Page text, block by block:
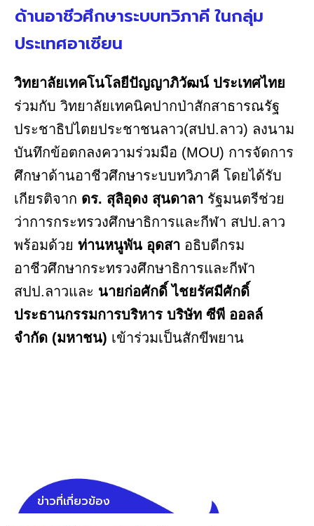
ด้านอาชีวศึกษาระบบทวิภาคี ในกลุ่ม
ประเทศอาเซียน
วิทยาลัยเทคโนโลยีปัญญาภิวัฒน์ ประเทศไทย
ร่วมกับ วิทยาลัยเทคนิคปากป่าสักสาธารณรัฐ
ประชาธิปไตยประชาชนลาว(สปป.ลาว) ลงนาม
บันทึกข้อตกลงความร่วมมือ (MOU) การจัดการ
ศึกษาด้านอาชีวศึกษาระบบทวิภาคี โดยได้รับ
เกียรติจาก ดร. สุลิอุดง สุนดาลา รัฐมนตรีช่วย
ว่าการกระทรวงศึกษาธิการและกีฬา สปป.ลาว
พร้อมด้วย ท่านหนูพัน อุดสา อธิบดีกรม
อาชีวศึกษากระทรวงศึกษาธิการและกีฬา
สปป.ลาวและ นายก่อศักดิ์ ไชยรัศมีศักดิ์
ประธานกรรมการบริหาร บริษัท ซีพี ออลล์
จำกัด (มหาชน) เข้าร่วมเป็นสักขีพยาน
ข่าวที่เกี่ยวข้อง